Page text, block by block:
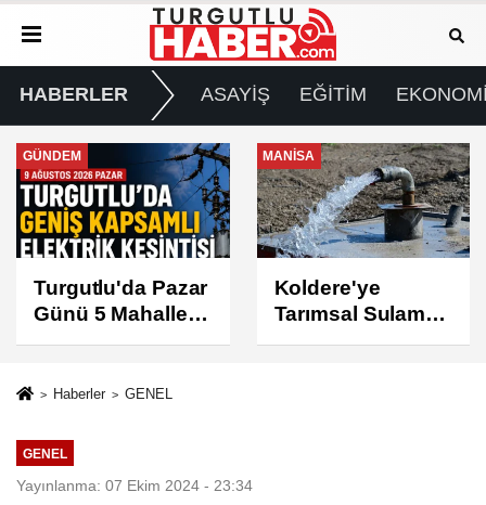
HABERLER ASAYİŞ EĞİTİM
MANİSA
Koldere'ye
Tarımsal Sulama
Desteği
GÜNDEM
Manisa'da 1.200
Kınalı Keklik
Doğaya Salındı
Haberler GENEL
GENEL
Yayınlanma: 07 Ekim 2024 - 23:34